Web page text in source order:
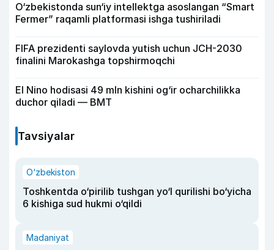
O‘zbekistonda sun‘iy intellektga asoslangan “Smart
Fermer” raqamli platformasi ishga tushiriladi
FIFA prezidenti saylovda yutish uchun JCH-2030
finalini Marokashga topshirmoqchi
El Nino hodisasi 49 mln kishini og‘ir ocharchilikka
duchor qiladi — BMT
Tavsiyalar
O‘zbekiston
Toshkentda o‘pirilib tushgan yo‘l qurilishi bo‘yicha
6 kishiga sud hukmi o‘qildi
Madaniyat